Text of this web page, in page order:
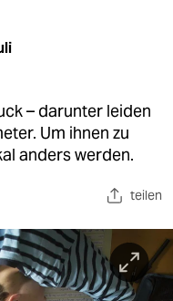
– darunter leiden
Um ihnen zu
anders werden.
teilen